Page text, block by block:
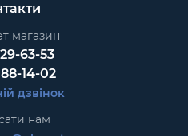
магазин
63-53
14-02
дзвінок
нам